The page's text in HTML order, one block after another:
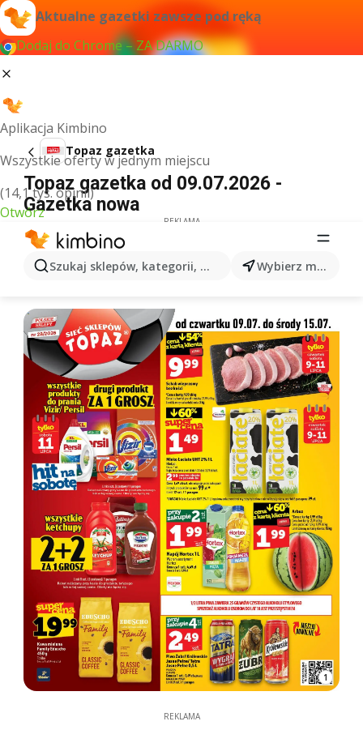
Aktualne gazetki zawsze pod ręką
Dodaj do Chrome – ZA DARMO
Aplikacja Kimbino
Wszystkie oferty w jednym miejscu
(14,1 tys. opinii)
Otwórz
Szukaj sklepów, kategorii, produktów... Wybierz miasto
Topaz gazetka
Topaz gazetka od 09.07.2026 -
Gazetka nowa
REKLAMA
1
REKLAMA